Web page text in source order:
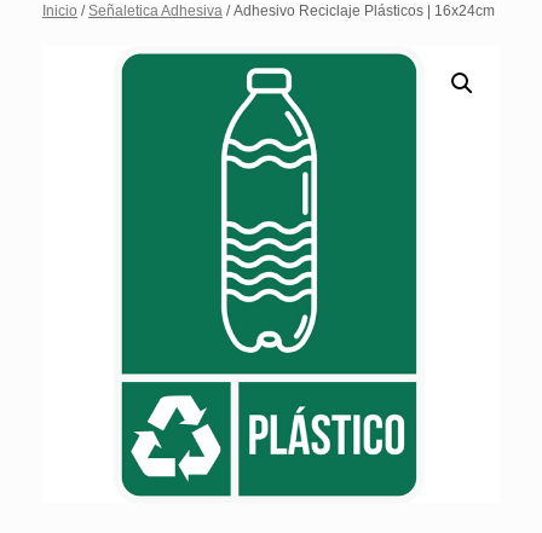
Inicio /Señaletica Adhesiva / Adhesivo Reciclaje Plásticos | 16x24cm